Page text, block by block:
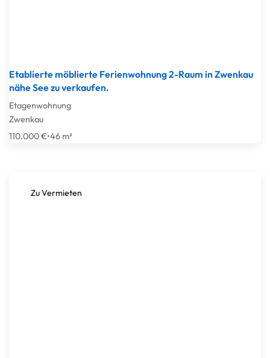
Etablierte möblierte Ferienwohnung 2-Raum in Zwenkau
nähe See zu verkaufen.
Etagenwohnung
Zwenkau
110.000 €•46 m²
Zu Vermieten